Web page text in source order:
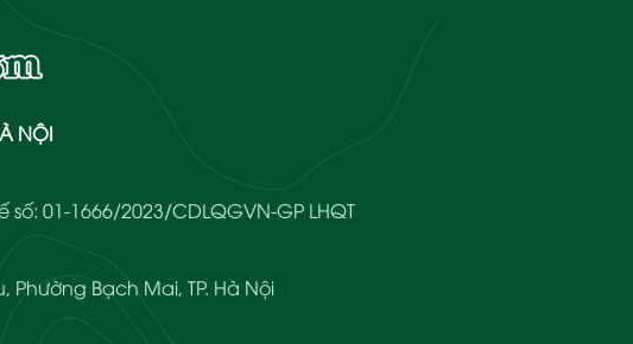
NỘI
01-1666/2023/CDLQGVN-GP LHQT
Phường Bạch Mai, TP. Hà Nội